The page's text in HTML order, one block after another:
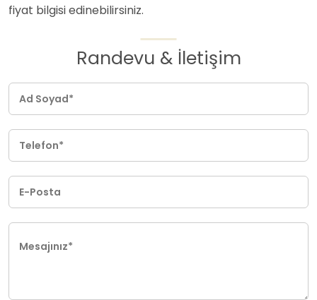
fiyat bilgisi edinebilirsiniz.
Randevu & İletişim
Ad Soyad*
Telefon*
E-Posta
Mesajınız*